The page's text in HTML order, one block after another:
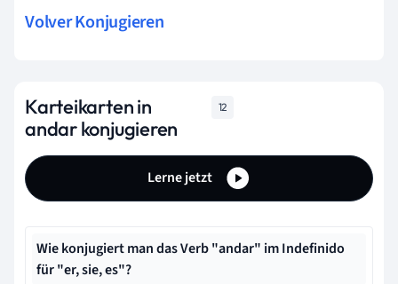
Volver Konjugieren
Karteikarten in
andar konjugieren
12
Lerne jetzt
Wie konjugiert man das Verb "andar" im Indefinido
für "er, sie, es"?